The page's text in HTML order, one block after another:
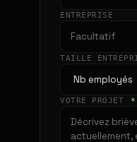
ENTREPRISE
TAILLE
VOTRE PROJET *